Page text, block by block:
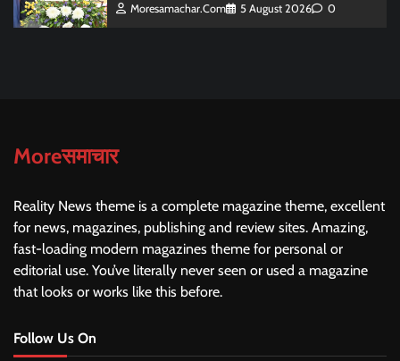
Moresamachar.com 5 August 2026 0
Moreसमाचार
Reality News theme is a complete magazine theme, excellent
for news, magazines, publishing and review sites. Amazing,
fast-loading modern magazines theme for personal or
editorial use. You’ve literally never seen or used a magazine
that looks or works like this before.
Follow Us On